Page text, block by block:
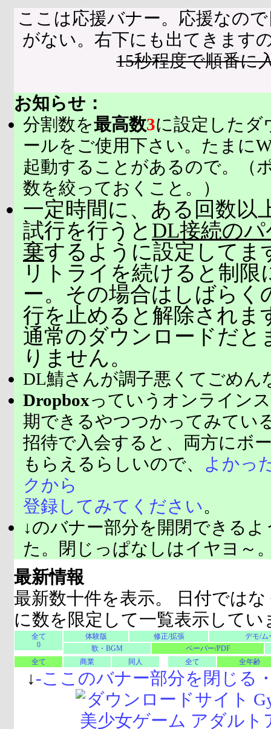
ここは応援バナー。応援なの
がない。右下にも出てきます
15秒程度で順番に
お知らせ：
分割数を最高数3に設定したダ
ールをご使用下さい。たまに
起動することがあるので。（
数を絞っておくこと。）
一定時間に、ある回数以
試行を行うと DL接続の
棄するように設定してま
リトライを続けると制限
ー。その場合はしばらく
行を止めると解除されま
通常のダウンロードだと
りません。
DL鯖さんが調子悪くてごめん
Dropboxっていうオンライン
期できるやつつかってみてい
招待で入会すると、両方にボ
もらえるらしいので、
よかっ
クから
登録してみてください。
↓のバナー部分を開閉できる
た。閉じっぱなしはイヤヨ～
最新情報
最新数十件を表示。 日付では
に数を限定して一覧表示してい
全て
0
体験版 修正/拡張
デモ/ム
歌・BGM
ペーパー/PDF
全て
商業 同人 全て 全年齢
↓-ここのバナー部分を閉じる